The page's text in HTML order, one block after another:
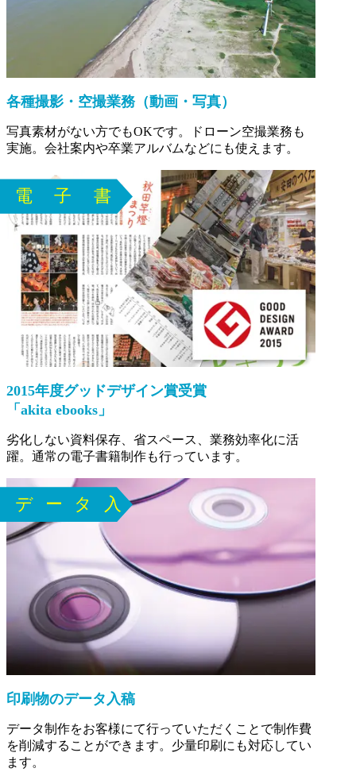
各種撮影・空撮業務（動画・写真）
写真素材がない方でもOKです。ドローン空撮業務も
実施。会社案内や卒業アルバムなどにも使えます。
2015年度グッドデザイン賞受賞
「akita ebooks」
劣化しない資料保存、省スペース、業務効率化に活
躍。通常の電子書籍制作も行っています。
印刷物のデータ入稿
データ制作をお客様にて行っていただくことで制作費
を削減することができます。少量印刷にも対応してい
ます。